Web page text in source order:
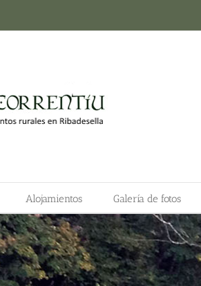
Alojamientos Galería de fotos